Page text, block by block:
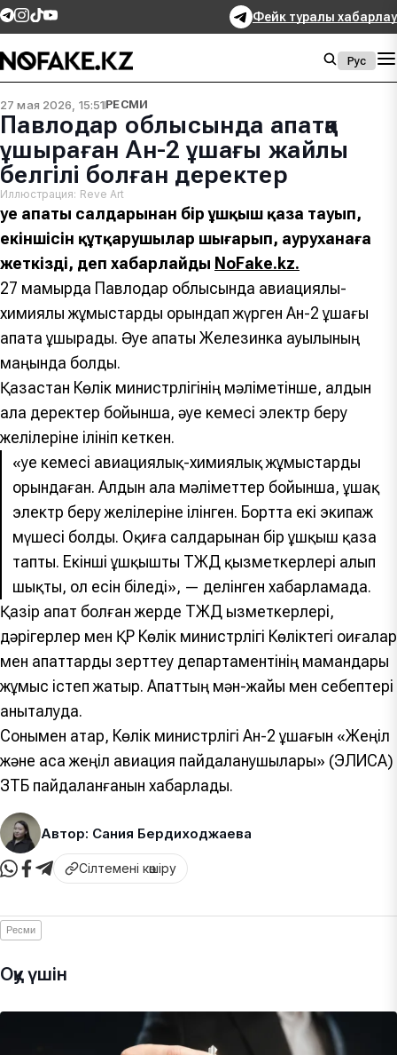
Фейк туралы хабарлау
Рус
27 мая 2026, 15:51РЕСМИ
Павлодар облысында апатқа
ұшыраған Ан-2 ұшағы жайлы
белгілі болған деректер
Иллюстрация: Reve Art
Әуе апаты салдарынан бір ұшқыш қаза тауып,
екіншісін құтқарушылар шығарып, ауруханаға
жеткізді, деп хабарлайды NoFake.kz.
27 мамырда Павлодар облысында авиациялық-
химиялық жұмыстарды орындап жүрген Ан-2 ұшағы
апатқа ұшырады. Әуе апаты Железинка ауылының
маңында болды.
Қазақстан Көлік министрлігінің мәліметінше, алдын
ала деректер бойынша, әуе кемесі электр беру
желілеріне ілініп кеткен.
«Әуе кемесі авиациялық-химиялық жұмыстарды
орындаған. Алдын ала мәліметтер бойынша, ұшақ
электр беру желілеріне ілінген. Бортта екі экипаж
мүшесі болды. Оқиға салдарынан бір ұшқыш қаза
тапты. Екінші ұшқышты ТЖД қызметкерлері алып
шықты, ол есін біледі», — делінген хабарламада.
Қазір апат болған жерде ТЖД қызметкерлері,
дәрігерлер мен ҚР Көлік министрлігі Көліктегі оқиғалар
мен апаттарды зерттеу департаментінің мамандары
жұмыс істеп жатыр. Апаттың мән-жайы мен себептері
анықталуда.
Сонымен қатар, Көлік министрлігі Ан-2 ұшағын «Жеңіл
және аса жеңіл авиация пайдаланушылары» (ЭЛИСА)
ЗТБ пайдаланғанын хабарлады.
Автор: Сания Бердиходжаева
Сілтемені көшіру
Ресми
Оқу үшін